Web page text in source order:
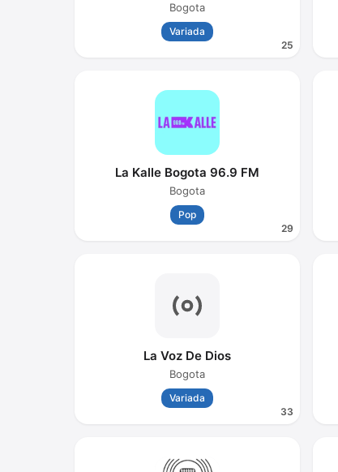
25
Bogota
Variada
29
La Kalle Bogota 96.9 FM
Bogota
Pop
33
La Voz De Dios
Bogota
Variada